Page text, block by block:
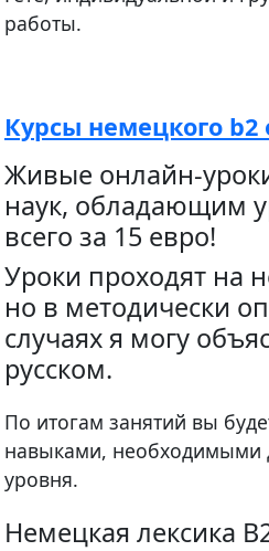
работы.
Курсы немецкого b2
Живые онлайн-
наук, обладающим
всего за 15 евро!
Уроки проходят на
но в методически
случаях я могу
русском.
По итогам занятий вы
навыками, необходимыми
уровня.
Немецкая лексика